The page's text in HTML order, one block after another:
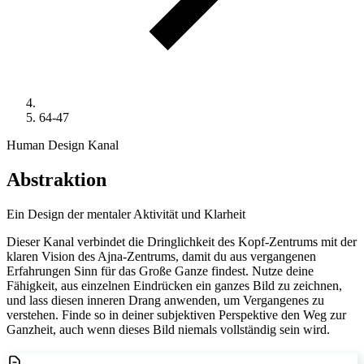
64-47
Human Design Kanal
Abstraktion
Ein Design der mentaler Aktivität und Klarheit
Dieser Kanal verbindet die Dringlichkeit des Kopf-Zentrums mit der
klaren Vision des Ajna-Zentrums, damit du aus vergangenen
Erfahrungen Sinn für das Große Ganze findest. Nutze deine
Fähigkeit, aus einzelnen Eindrücken ein ganzes Bild zu zeichnen,
und lass diesen inneren Drang anwenden, um Vergangenes zu
verstehen. Finde so in deiner subjektiven Perspektive den Weg zur
Ganzheit, auch wenn dieses Bild niemals vollständig sein wird.